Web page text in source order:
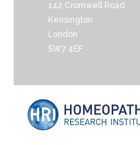
142 Cromwell Road
Kensington
London
SW7 4EF